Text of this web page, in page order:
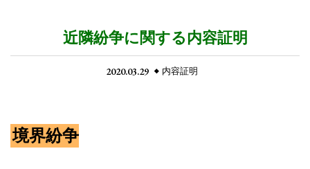
近隣紛争に関する内容証明
2020.03.29 内容証明
境界紛争